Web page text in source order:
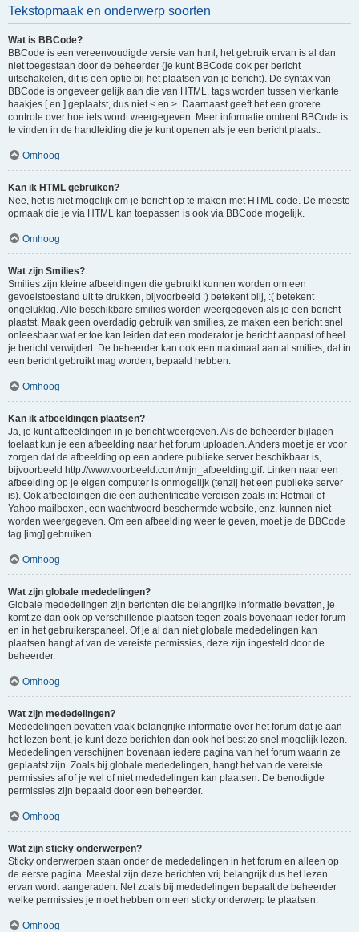
Tekstopmaak en onderwerp soorten
Wat is BBCode?
BBCode is een vereenvoudigde versie van html, het gebruik ervan is al dan
niet toegestaan door de beheerder (je kunt BBCode ook per bericht
uitschakelen, dit is een optie bij het plaatsen van je bericht). De syntax van
BBCode is ongeveer gelijk aan die van HTML, tags worden tussen vierkante
haakjes [ en ] geplaatst, dus niet < en >. Daarnaast geeft het een grotere
controle over hoe iets wordt weergegeven. Meer informatie omtrent BBCode is
te vinden in de handleiding die je kunt openen als je een bericht plaatst.
Omhoog
Kan ik HTML gebruiken?
Nee, het is niet mogelijk om je bericht op te maken met HTML code. De meeste
opmaak die je via HTML kan toepassen is ook via BBCode mogelijk.
Omhoog
Wat zijn Smilies?
Smilies zijn kleine afbeeldingen die gebruikt kunnen worden om een
gevoelstoestand uit te drukken, bijvoorbeeld :) betekent blij, :( betekent
ongelukkig. Alle beschikbare smilies worden weergegeven als je een bericht
plaatst. Maak geen overdadig gebruik van smilies, ze maken een bericht snel
onleesbaar wat er toe kan leiden dat een moderator je bericht aanpast of heel
je bericht verwijdert. De beheerder kan ook een maximaal aantal smilies, dat in
een bericht gebruikt mag worden, bepaald hebben.
Omhoog
Kan ik afbeeldingen plaatsen?
Ja, je kunt afbeeldingen in je bericht weergeven. Als de beheerder bijlagen
toelaat kun je een afbeelding naar het forum uploaden. Anders moet je er voor
zorgen dat de afbeelding op een andere publieke server beschikbaar is,
bijvoorbeeld http://www.voorbeeld.com/mijn_afbeelding.gif. Linken naar een
afbeelding op je eigen computer is onmogelijk (tenzij het een publieke server
is). Ook afbeeldingen die een authentificatie vereisen zoals in: Hotmail of
Yahoo mailboxen, een wachtwoord beschermde website, enz. kunnen niet
worden weergegeven. Om een afbeelding weer te geven, moet je de BBCode
tag [img] gebruiken.
Omhoog
Wat zijn globale mededelingen?
Globale mededelingen zijn berichten die belangrijke informatie bevatten, je
komt ze dan ook op verschillende plaatsen tegen zoals bovenaan ieder forum
en in het gebruikerspaneel. Of je al dan niet globale mededelingen kan
plaatsen hangt af van de vereiste permissies, deze zijn ingesteld door de
beheerder.
Omhoog
Wat zijn mededelingen?
Mededelingen bevatten vaak belangrijke informatie over het forum dat je aan
het lezen bent, je kunt deze berichten dan ook het best zo snel mogelijk lezen.
Mededelingen verschijnen bovenaan iedere pagina van het forum waarin ze
geplaatst zijn. Zoals bij globale mededelingen, hangt het van de vereiste
permissies af of je wel of niet mededelingen kan plaatsen. De benodigde
permissies zijn bepaald door een beheerder.
Omhoog
Wat zijn sticky onderwerpen?
Sticky onderwerpen staan onder de mededelingen in het forum en alleen op
de eerste pagina. Meestal zijn deze berichten vrij belangrijk dus het lezen
ervan wordt aangeraden. Net zoals bij mededelingen bepaalt de beheerder
welke permissies je moet hebben om een sticky onderwerp te plaatsen.
Omhoog